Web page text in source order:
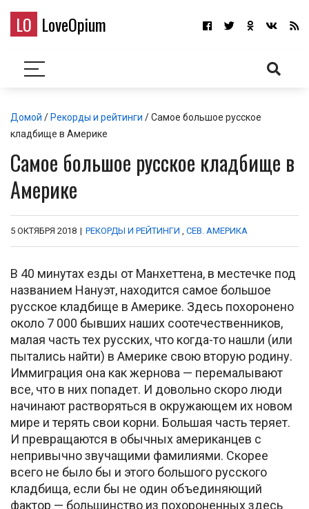
LO LoveOpium
Домой / Рекорды и рейтинги / Самое большое русское
кладбище в Америке
Самое большое русское кладбище в
Америке
5 ОКТЯБРЯ 2018 | РЕКОРДЫ И РЕЙТИНГИ , СЕВ. АМЕРИКА
В 40 минутах езды от Манхеттена, в местечке под
названием Нануэт, находится самое большое
русское кладбище в Америке. Здесь похоронено
около 7 000 бывших наших соотечественников,
малая часть тех русских, что когда-то нашли (или
пытались найти) в Америке свою вторую родину.
Иммиграция она как жернова — перемалывают
все, что в них попадет. И довольно скоро люди
начинают растворяться в окружающем их новом
мире и терять свои корни. Большая часть теряет.
И превращаются в обычных американцев с
непривычно звучащими фамилиями. Скорее
всего не было бы и этого большого русского
кладбища, если бы не один объединяющий
фактор — большинство из похороненных здесь